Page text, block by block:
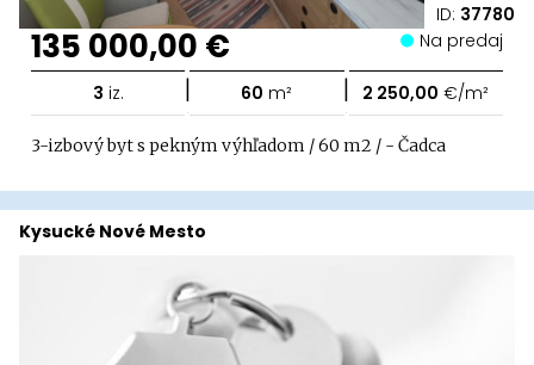
ID: 37780
135 000,00 € Na predaj
3 iz. | 60 m² | 2 250,00 €/m²
3-izbový byt s pekným výhľadom / 60 m2 / - Čadca
Kysucké Nové Mesto